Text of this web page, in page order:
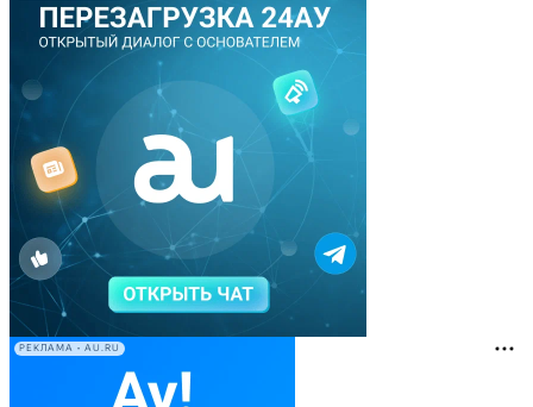
РЕКЛАМА • AU.RU